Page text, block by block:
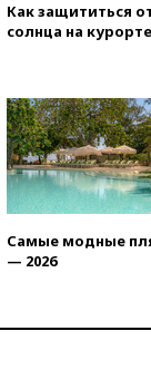
«Яблоко» с выборов в
«золотую акцию» в
аэропортом
Шесть человек
при ударе ВСУ
в Запорожской
17:25В аэропортах
сняты
Как защититься
солнца на
Самые модные
— 2026